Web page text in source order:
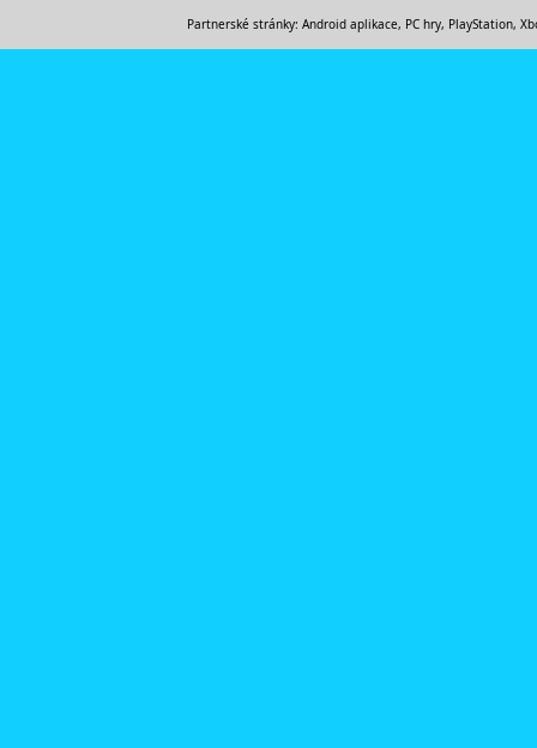
Partnerské stránky: Android aplikace, PC hry, PlayStation,